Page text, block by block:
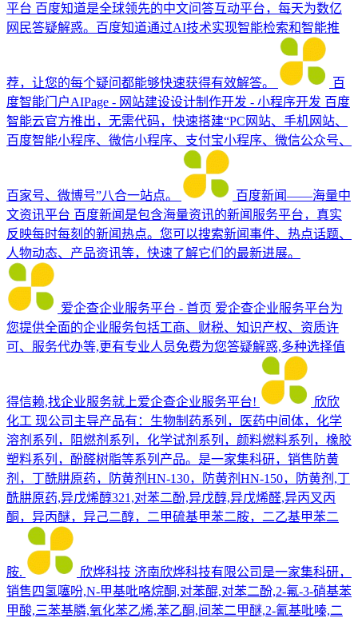
平台 百度知道是全球领先的中文问答互动平台，每天为数亿
网民答疑解惑。百度知道通过AI技术实现智能检索和智能推
荐，让您的每个疑问都能够快速获得有效解答。
百
度智能门户AIPage - 网站建设设计制作开发 - 小程序开发 百度
智能云官方推出，无需代码，快速搭建“PC网站、手机网站、
百度智能小程序、微信小程序、支付宝小程序、微信公众号、
百家号、微博号”八合一站点。
百度新闻——海量中
文资讯平台 百度新闻是包含海量资讯的新闻服务平台，真实
反映每时每刻的新闻热点。您可以搜索新闻事件、热点话题、
人物动态、产品资讯等，快速了解它们的最新进展。
爱企查企业服务平台 - 首页 爱企查企业服务平台为
您提供全面的企业服务包括工商、财税、知识产权、资质许
可、服务代办等,更有专业人员免费为您答疑解惑,多种选择值
得信赖,找企业服务就上爱企查企业服务平台!
欣欣
化工 现公司主导产品有：生物制药系列，医药中间体，化学
溶剂系列，阻燃剂系列，化学试剂系列，颜料燃料系列，橡胶
塑料系列，酚醛树脂等系列产品。是一家集科研，销售防黄
剂，丁酰肼原药，防黄剂HN-130，防黄剂HN-150，防黄剂,丁
酰肼原药,异戊烯醇321,对苯二酚,异戊醇,异戊烯醛,异丙叉丙
酮，异丙醚，异己二醇，二甲硫基甲苯二胺，二乙基甲苯二
胺. 欣烨科技 济南欣烨科技有限公司是一家集科研，
销售四氢噻吩,N-甲基吡咯烷酮,对苯醌,对苯二酚,2-氟-3-硝基苯
甲酸,三苯基膦,氧化苯乙烯,苯乙酮,间苯二甲醚,2-氰基吡嗪,二